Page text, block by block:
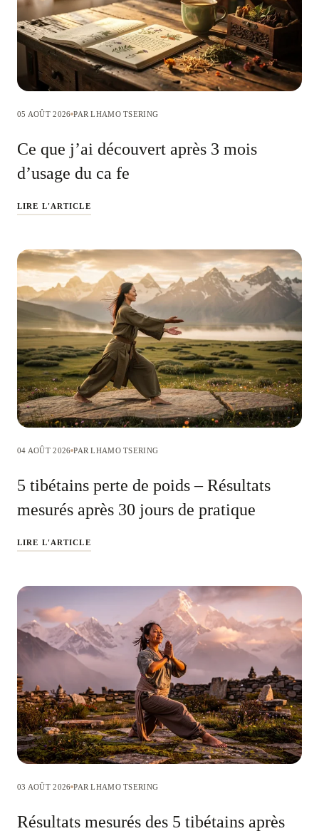
05 AOÛT 2026 PAR LHAMO TSERING
Ce que j’ai découvert après 3 mois
d’usage du ca fe
LIRE L'ARTICLE
04 AOÛT 2026 PAR LHAMO TSERING
5 tibétains perte de poids – Résultats
mesurés après 30 jours de pratique
LIRE L'ARTICLE
03 AOÛT 2026 PAR LHAMO TSERING
Résultats mesurés des 5 tibétains après